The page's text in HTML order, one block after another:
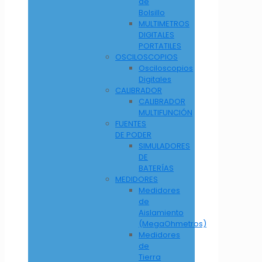
Bolsillo
MULTIMETROS
DIGITALES
PORTATILES
OSCILOSCOPIOS
Osciloscopios
Digitales
CALIBRADOR
CALIBRADOR
MULTIFUNCIÓN
FUENTES
DE PODER
SIMULADORES
DE
BATERÍAS
MEDIDORES
Medidores
de
Aislamiento
(MegaOhmetros)
Medidores
de
Tierra